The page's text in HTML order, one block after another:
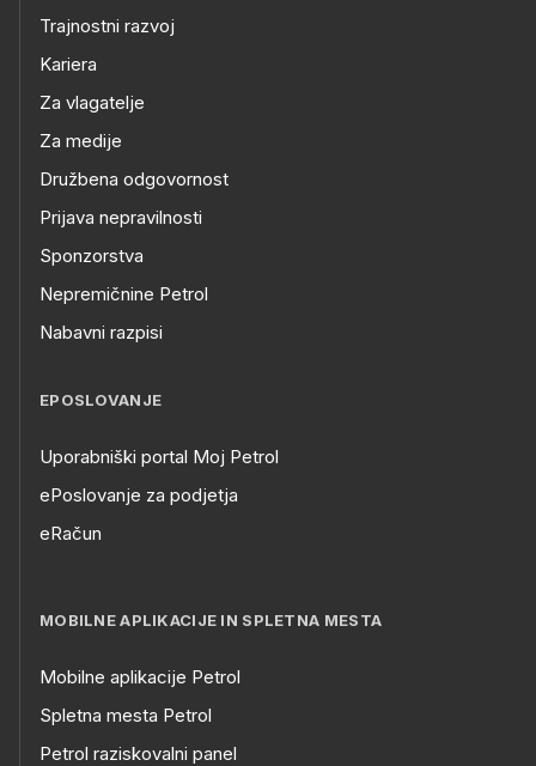
Trajnostni razvoj
Kariera
Za vlagatelje
Za medije
Družbena odgovornost
Prijava nepravilnosti
Sponzorstva
Nepremičnine Petrol
Nabavni razpisi
EPOSLOVANJE
Uporabniški portal Moj Petrol
ePoslovanje za podjetja
eRačun
MOBILNE APLIKACIJE IN SPLETNA MESTA
Mobilne aplikacije Petrol
Spletna mesta Petrol
Petrol raziskovalni panel